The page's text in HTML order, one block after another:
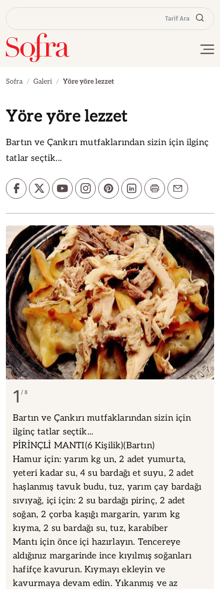
Tarif Ara
Sofra Galeri Yöre yöre lezzet
Yöre yöre lezzet
Bartın ve Çankırı mutfaklarından sizin için ilginç
tatlar seçtik...
1 8
Bartın ve Çankırı mutfaklarından sizin için
ilginç tatlar seçtik...
PİRİNÇLİ MANTI(6 Kişilik)(Bartın)
Hamur için: yarım kg un, 2 adet yumurta,
yeteri kadar su, 4 su bardağı et suyu, 2 adet
haşlanmış tavuk budu, tuz, yarım çay bardağı
sıvıyağ, içi için: 2 su bardağı pirinç, 2 adet
soğan, 2 çorba kaşığı margarin, yarım kg
kıyma, 2 su bardağı su, tuz, karabiber
Mantı için önce içi hazırlayın. Tencereye
aldığınız margarinde ince kıyılmış soğanları
hafifçe kavurun. Kıymayı ekleyin ve
kavurmaya devam edin. Yıkanmış ve az